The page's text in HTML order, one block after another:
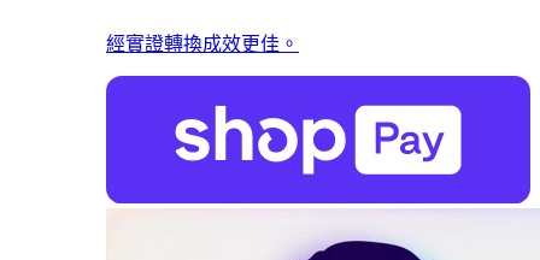
經實證轉換成效更佳。